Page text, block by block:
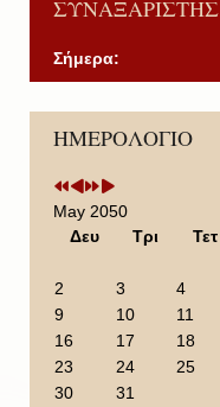
ΣΥΝΑΞΑΡΙΣΤΗΣ
Σήμερα:
ΗΜΕΡΟΛΟΓΙΟ
P
r
v
i
e
a
r
P
r
v
i
o
n
t
h
N
e
t
Y
e
N
e
t
M
May 2050
Δευ
Τρι Τετ
2
3 4
9
10 11
16
17 18
23
24 25
30
31